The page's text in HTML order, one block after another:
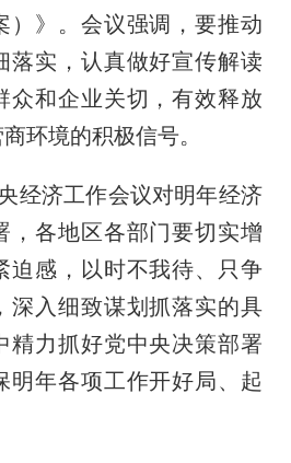
）》。会议强调，要推动
落实，认真做好宣传解读
众和企业关切，有效释放
环境的积极信号。
经济工作会议对明年经济
，各地区各部门要切实增
迫感，以时不我待、只争
深入细致谋划抓落实的具
精力抓好党中央决策部署
明年各项工作开好局、起